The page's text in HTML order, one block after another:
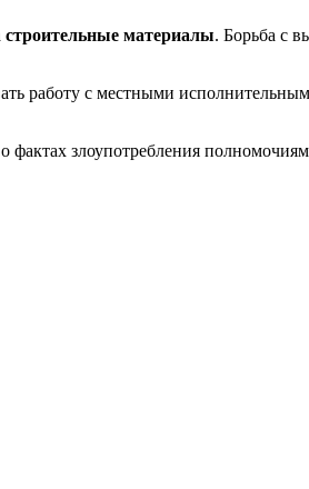
строительные материалы. Борьба с
работу с местными
злоупотребления